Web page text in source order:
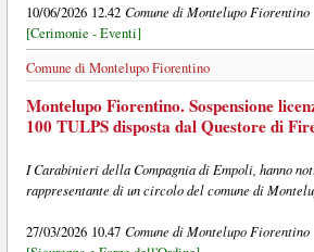
10/06/2026 12.42 Comune di Montelupo Fiorentino
[Cerimonie - Eventi]
Comune di Montelupo Fiorentino
Montelupo Fiorentino. Sospensione
100 TULPS disposta dal Questore di
I Carabinieri della Compagnia di Empoli, hanno
rappresentante di un circolo del comune di
27/03/2026 10.47 Comune di Montelupo Fiorentino